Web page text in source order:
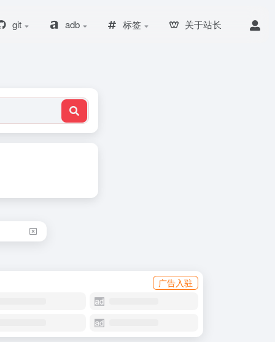
git adb 标签 关于站长
广告入驻